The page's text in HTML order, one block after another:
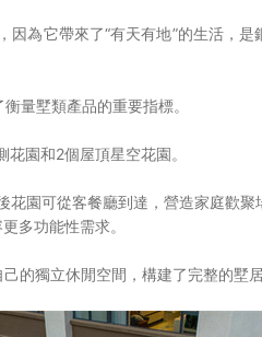
因為它帶來了“有天有地”的生活，
量墅類產品的重要指標。
園和2個屋頂星空花園。
花園可從客餐廳到達，營造家庭歡
多功能性需求。
的獨立休閒空間，構建了完整的墅居